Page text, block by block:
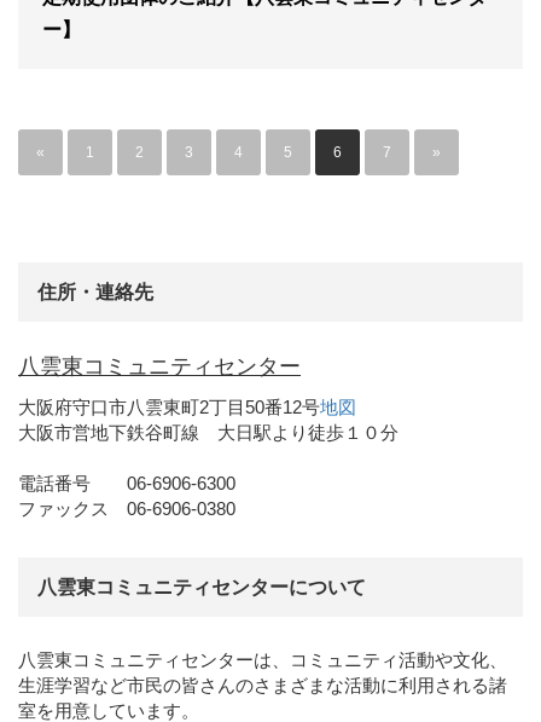
ー】
« 1 2 3 4 5 6 7 »
住所・連絡先
八雲東コミュニティセンター
大阪府守口市八雲東町2丁目50番12号地図
大阪市営地下鉄谷町線 大日駅より徒歩１０分
電話番号 06-6906-6300
ファックス 06-6906-0380
八雲東コミュニティセンターについて
八雲東コミュニティセンターは、コミュニティ活動や文化、
生涯学習など市民の皆さんのさまざまな活動に利用される諸
室を用意しています。